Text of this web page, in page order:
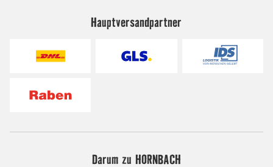
Hauptversandpartner
Darum zu HORNBACH